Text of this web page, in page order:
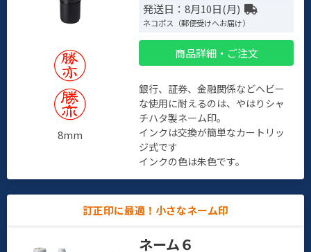
8mm
発送日：8月10日(月)
ネコポス（郵便受けへお届け）
商品詳細・ご注文
銀行、証券、金融関係などヘビー
な使用に耐えるのは、やはりシャ
チハタ製ネーム印。
インクは交換が簡単なカートリッ
ジ式です
インクの色は朱色です。
訂正印に最適！小さなネーム印
ネーム６